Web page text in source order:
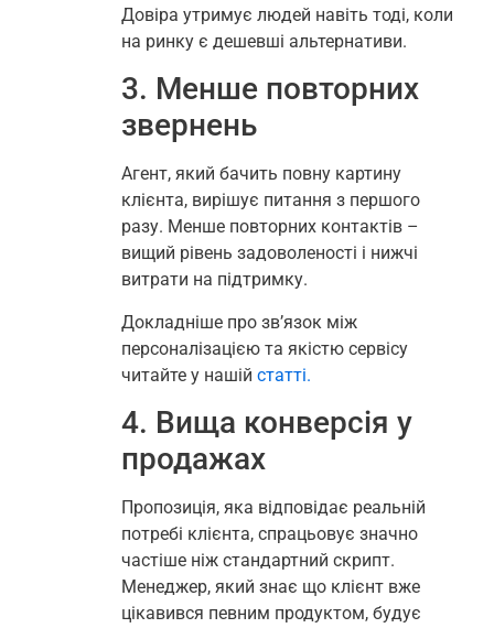
Довіра утримує людей навіть тоді, коли
на ринку є дешевші альтернативи.
3. Менше повторних
звернень
Агент, який бачить повну картину
клієнта, вирішує питання з першого
разу. Менше повторних контактів –
вищий рівень задоволеності і нижчі
витрати на підтримку.
Докладніше про зв’язок між
персоналізацією та якістю сервісу
читайте у нашій статті.
4. Вища конверсія у
продажах
Пропозиція, яка відповідає реальній
потребі клієнта, спрацьовує значно
частіше ніж стандартний скрипт.
Менеджер, який знає що клієнт вже
цікавився певним продуктом, будує